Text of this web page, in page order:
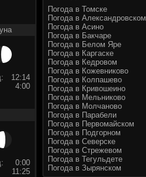
12:14
4:00
0:00
11:25
Погода в Томске
Погода в Александровском
Погода в Асино
Погода в Бакчаре
Погода в Белом Яре
Погода в Каргаске
Погода в Кедровом
Погода в Кожевниково
Погода в Колпашево
Погода в Кривошеино
Погода в Мельниково
Погода в Молчаново
Погода в Парабели
Погода в Первомайском
Погода в Подгорном
Погода в Северске
Погода в Стрежевом
Погода в Тегульдете
Погода в Зырянском